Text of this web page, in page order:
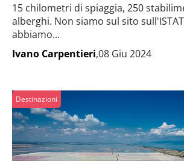
15 chilometri di spiaggia, 250
alberghi. Non siamo sul sito
abbiamo...
Ivano Carpentieri,08 Giu 2024
Destinazioni